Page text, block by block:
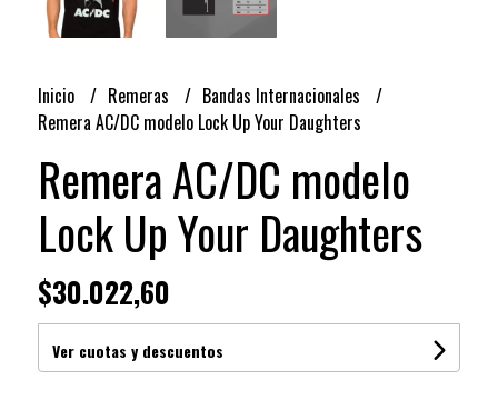
Inicio Remeras
Bandas Internacionales
Remera AC/DC modelo Lock Up Your Daughters
Remera AC/DC modelo
Lock Up Your Daughters
$30.022,60
Ver cuotas y descuentos